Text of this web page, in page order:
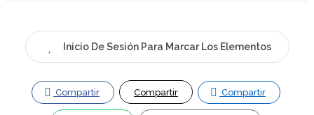
Inicio De Sesión Para Marcar Los Elementos
Compartir Compartir Compartir